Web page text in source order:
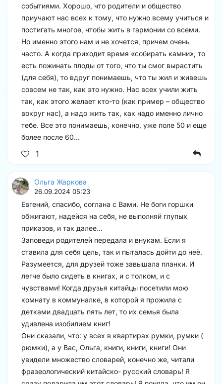
событиями. Хорошо, что родители и общество
приучают нас всех к тому, что нужно всему учиться и
постигать многое, чтобы жить в гармонии со всеми.
Но именно этого нам и не хочется, причем очень
часто. А когда приходит время «собирать камни», то
есть пожинать плоды от того, что ты смог вырастить
(для себя), то вдруг понимаешь, что ты жил и живешь
совсем не так, как это нужно. Нас всех учили жить
так, как этого желает кто-то (как пример – общество
вокруг нас), а надо жить так, как надо именно лично
тебе. Все это понимаешь, конечно, уже поле 50 и еще
более после 60...
1
Ольга Жаркова
26.09.2024 05:23
Евгений, спасибо, соглана с Вами. Не боги горшки
обжигают, надейся на себя, не выполняй глупых
приказов, и так далее...
Заповеди родителей передала и внукам. Если я
ставила для себя цель, так и пыталась дойти до неё.
Разумеется, для друзей тоже завышала планки. И
легче было сидеть в книгах, и с толком, и с
чувствами! Когда друзья китайцы посетили мою
комнату в коммуналке, в которой я прожила с
детками двадцать пять лет, то их семья была
удивлена изобилием книг!
Они сказали, что: у всех в квартирах румки, румки (
рюмки), а у Вас, Ольга, книги, книги, книги! Они
увидели множество словарей, конечно же, читали
фразеологический китайско- русский словарь! Я